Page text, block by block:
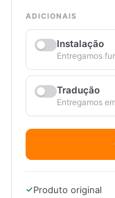
ADICIONAIS
Instalação
Entregamos
Tradução
Entregamos
Produto original